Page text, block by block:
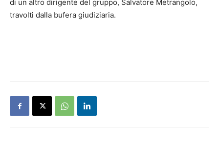
di un altro dirigente del gruppo, Salvatore Metrangolo,
travolti dalla bufera giudiziaria.